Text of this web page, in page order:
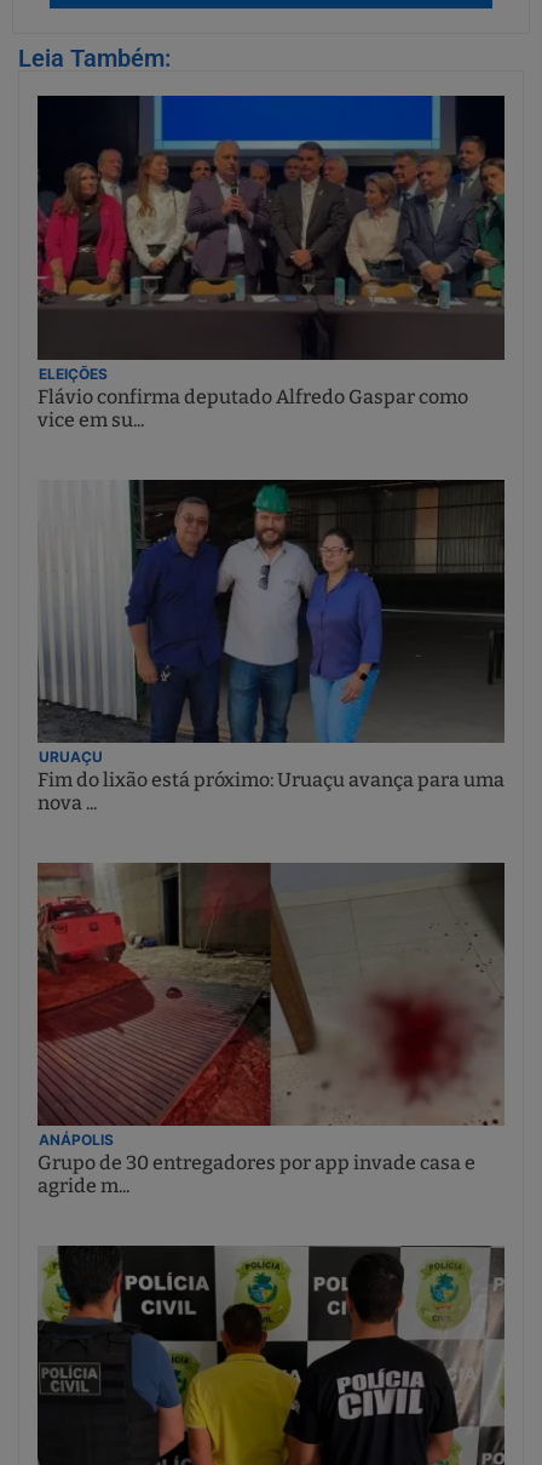
Leia Também:
ELEIÇÕES
Flávio confirma deputado Alfredo Gaspar como
vice em su...
URUAÇU
Fim do lixão está próximo: Uruaçu avança para uma
nova ...
ANÁPOLIS
Grupo de 30 entregadores por app invade casa e
agride m...